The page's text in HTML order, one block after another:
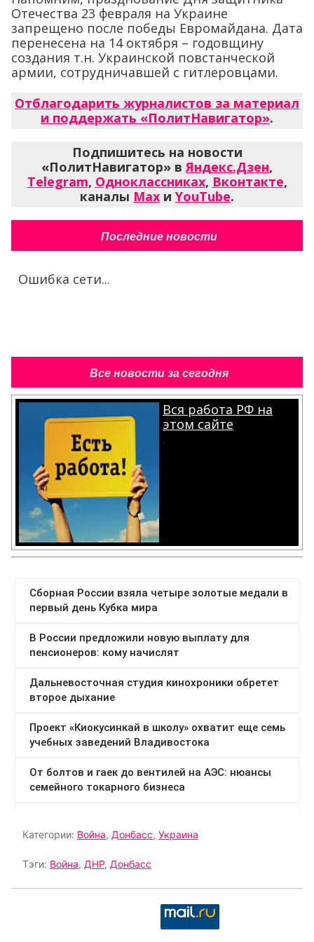
Отечества 23 февраля на Украине
запрещено после победы Евромайдана. Дата
перенесена на 14 октября – годовщину
создания т.н. Украинской повстанческой
армии, сотрудничавшей с гитлеровцами.
Отблагодарить журналистов за материал
и поддержать «ПолитНавигатор».
Подпишитесь на новости
«ПолитНавигатор» вЯндекс.Дзен,
Telegram, Одноклассниках, Вконтакте,
каналы Max и YouTube.
Последние новости
Ошибка сети...
Все новости за сегодня
Вся работа РФ на
этом сайте
.
Категории: Война, Донбасс, Украина
Тэги: Война, ДНР, Донбасс